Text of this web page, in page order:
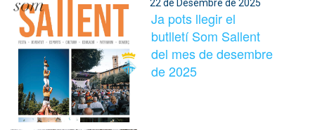
22 de Desembre de 2025
Ja pots llegir el
butlletí Som Sallent
del mes de desembre
de 2025